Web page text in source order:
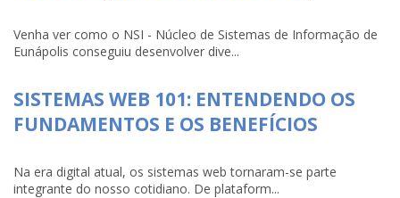
Venha ver como o NSI - Núcleo de Sistemas de Informação de
Eunápolis conseguiu desenvolver dive...
SISTEMAS WEB 101: ENTENDENDO OS
FUNDAMENTOS E OS BENEFÍCIOS
Na era digital atual, os sistemas web tornaram-se parte
integrante do nosso cotidiano. De plataform...